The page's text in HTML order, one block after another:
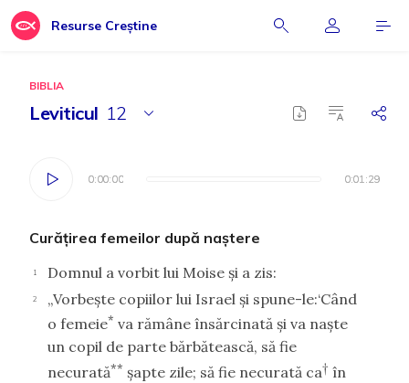
Resurse Creștine
BIBLIA
Leviticul 12
0:00:00 0:01:29
0:00:00 0:01:29
Curăţirea femeilor după naştere
1 Domnul a vorbit lui Moise şi a zis:
2
„Vorbeşte copiilor lui Israel şi spune-le:‘Când
o femeie* va rămâne însărcinată şi va naşte
un copil de parte bărbătească, să fie
necurată** şapte zile; să fie necurată ca† în